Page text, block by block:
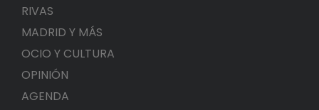
RIVAS
MADRID Y MÁS
OCIO Y CULTURA
OPINIÓN
AGENDA